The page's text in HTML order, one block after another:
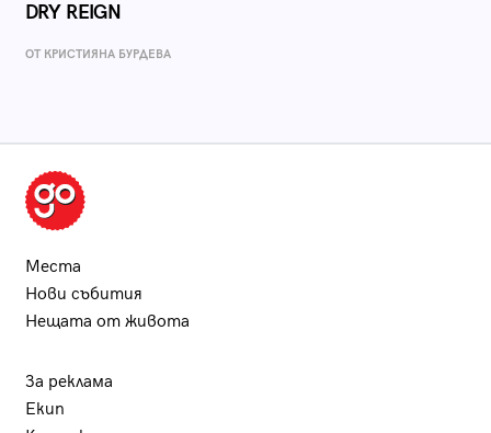
DRY REIGN
ОТ КРИСТИЯНА БУРДЕВА
Места
Нови събития
Нещата от живота
За реклама
Екип